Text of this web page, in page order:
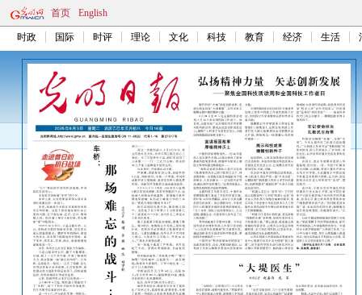
首页 English
时政 国际 时评 理论 文化 科技 教育 经济 生活